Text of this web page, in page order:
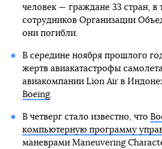
человек — граждане 33 стран, в
сотрудников Организации
они погибли.
В середине ноября прошлого
жертв авиакатастрофы
авиакомпании Lion Air в
Boeing.
В четверг стало известно, что
компьютерную программу
маневрами Maneuvering